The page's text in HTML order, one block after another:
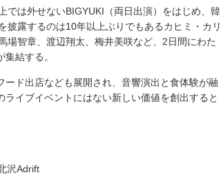
は外せないBIGYUKI（両日出演）をはじめ、韓
披露するのは10年以上ぶりでもあるカヒミ・カリ
場智章、渡辺翔太、梅井美咲など、2日間にわた
結する。
ド出店なども展開され、音響演出と食体験が融
イブイベントにはない新しい価値を創出すると
沢Adrift